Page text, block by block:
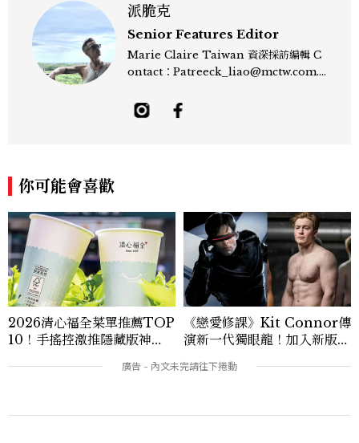
派脆克
Senior Features Editor
Marie Claire Taiwan 資深採訪編輯 C
ontact：Patreeck_liao@mctw.com.t
敏銳的觀察力與敘事能力，撰寫出兼具深度
與美感的專題內容，長期關注亞洲娛樂、人
力的跨平台敘事語言。認為好的內容不僅是
記錄時代，更是溫柔的行動——在每一段訪
談與每一篇文章裡，留下值得反覆回味的
光。
你可能會喜歡
2026清心福全菜單推薦TOP
10！手搖控激推隱藏版神
《戀愛修課》Kit Connor傳
演新一代獨眼龍！加入新版
Sink